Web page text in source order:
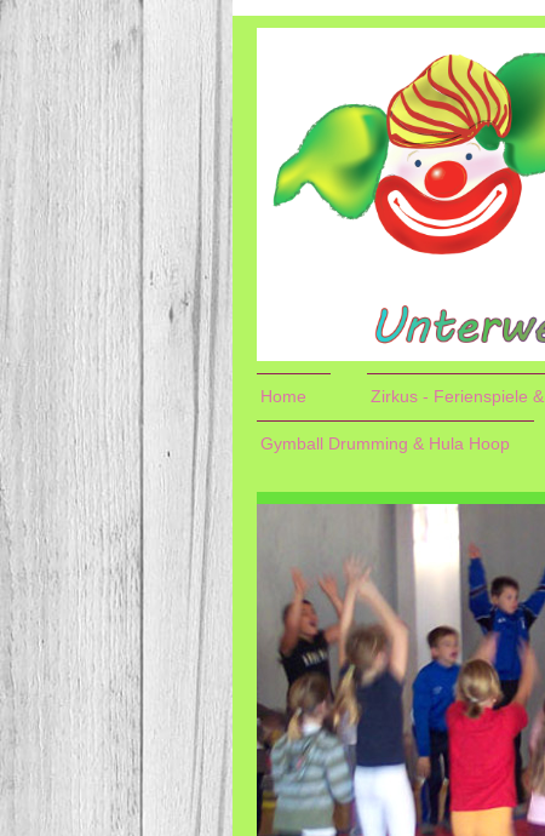
Home Zirkus - Ferienspiele
Gymball Drumming & Hula Hoop